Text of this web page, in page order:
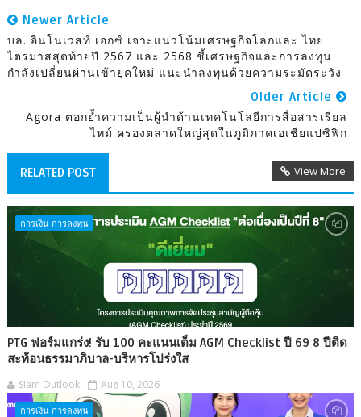
Newer Article
บล. อินโนเวสท์ เอกซ์ เจาะแนวโน้มเศรษฐกิจโลกและ ไทย
ไตรมาสสุดท้ายปี 2567 และ 2568 ชี้เศรษฐกิจและการลงทุน
กำลังเปลี่ยนผ่านเข้ายุคใหม่ แนะนำลงทุนด้วยความระมัดระวัง
Older Article
Agora ตอกย้ำความเป็นผู้นำด้านเทคโนโลยีการสื่อสารเรียล
ไทม์ ครองตลาดใหญ่สุดในภูมิภาคเอเชียแปซิฟิก
RELATED POST View More
การเงิน การลงทุน
PTG ฟอร์มแกร่ง! รับ 100 คะแนนเต็ม AGM Checklist ปี 69 8 ปีติด
สะท้อนธรรมาภิบาล-บริหารโปร่งใส
Siam Outlook Aug 10, 2026
การเงิน การลงทุน